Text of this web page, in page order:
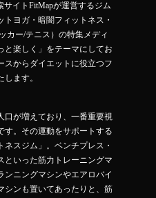
サイトFitMapが運営するジム
ヨガ・暗闇フィットネス・
カー/テニス）の特集メディ
と楽しく」をテーマにしてお
スからダイエットに役立つフ
ます。
口が増えており、一番重要視
す。その運動をサポートする
スジム」。ベンチプレス・
といった筋力トレーニングマ
ンニングマシンやエアロバイ
シンも置いてあったりと、筋